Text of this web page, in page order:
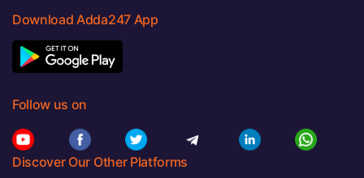
Download Adda247 App
Follow us on
Discover Our Other Platforms